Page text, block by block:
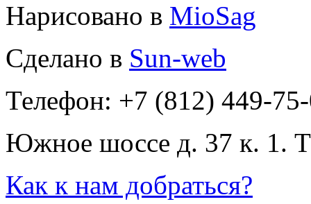
Нарисовано в MioSag
Сделано в Sun-web
Телефон: +7 (812) 449-
Южное шоссе д. 37 к. 1.
Как к нам добраться?